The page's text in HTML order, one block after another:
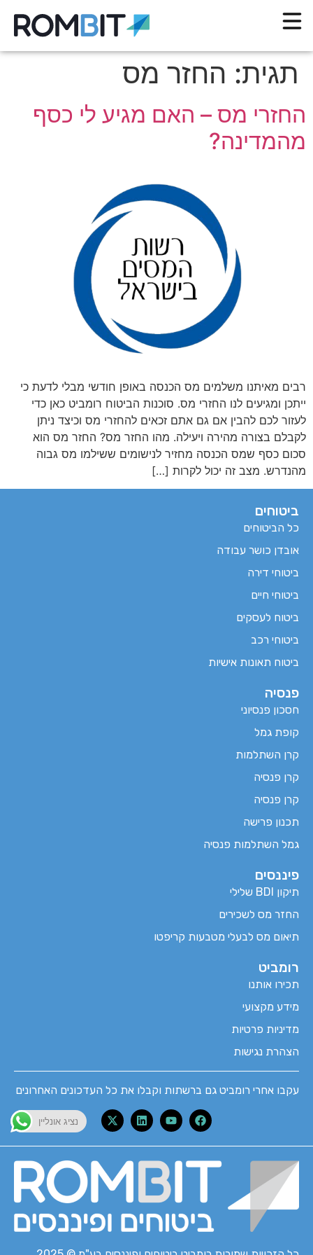
תגית: החזר מס
החזרי מס – האם מגיע לי כסף
מהמדינה?
רבים מאיתנו משלמים מס הכנסה באופן חודשי מבלי לדעת כי
ייתכן ומגיעים לנו החזרי מס. סוכנות הביטוח רומביט כאן כדי
לעזור לכם להבין אם גם אתם זכאים להחזרי מס וכיצד ניתן
לקבלם בצורה מהירה ויעילה. מהו החזר מס? החזר מס הוא
סכום כסף שמס הכנסה מחזיר לנישומים ששילמו מס גבוה
מהנדרש. מצב זה יכול לקרות […]
ביטוחים
כל הביטוחים
אובדן כושר עבודה
ביטוחי דירה
ביטוחי חיים
ביטוח לעסקים
ביטוחי רכב
ביטוח תאונות אישיות
פנסיה
חסכון פנסיוני
קופת גמל
קרן השתלמות
קרן פנסיה
קרן פנסיה
תכנון פרישה
גמל השתלמות פנסיה
פיננסים
תיקון BDI שלילי
החזר מס לשכירים
תיאום מס לבעלי מטבעות קריפטו
רומביט
תכירו אותנו
מידע מקצועי
מדיניות פרטיות
הצהרת נגישות
עקבו אחרי רומביט גם ברשתות וקבלו את כל העדכונים האחרונים
נציג אונליין